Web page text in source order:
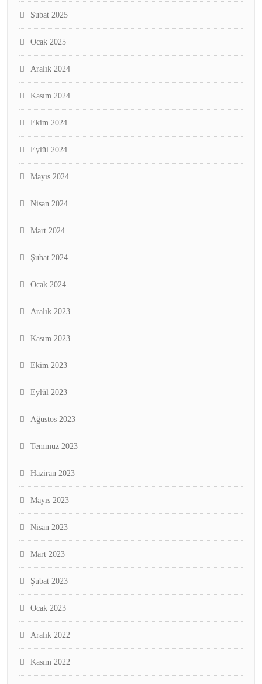
Şubat 2025
Ocak 2025
Aralık 2024
Kasım 2024
Ekim 2024
Eylül 2024
Mayıs 2024
Nisan 2024
Mart 2024
Şubat 2024
Ocak 2024
Aralık 2023
Kasım 2023
Ekim 2023
Eylül 2023
Ağustos 2023
Temmuz 2023
Haziran 2023
Mayıs 2023
Nisan 2023
Mart 2023
Şubat 2023
Ocak 2023
Aralık 2022
Kasım 2022